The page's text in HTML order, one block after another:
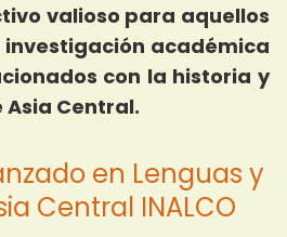
valioso para aquellos
académica
con la historia y
Central.
en Lenguas y
Central INALCO